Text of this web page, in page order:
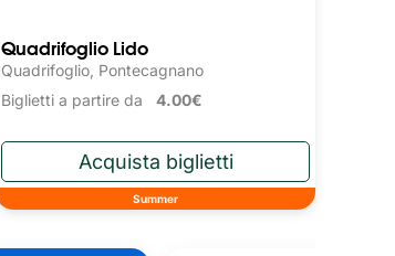
Quadrifoglio Lido
Quadrifoglio, Pontecagnano
Biglietti a partire da4.00€
Summer